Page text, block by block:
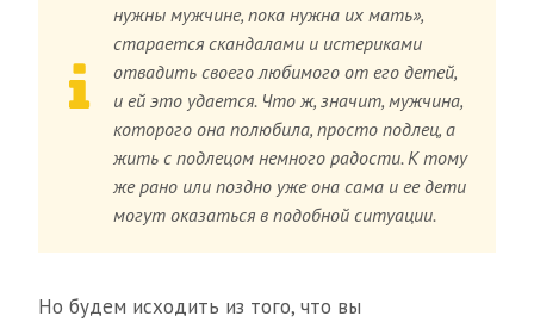
нужны мужчине, пока нужна их мать»,
старается скандалами и истериками
отвадить своего любимого от его детей,
и ей это удается. Что ж, значит, мужчина,
которого она полюбила, просто подлец, а
жить с подлецом немного радости. К тому
же рано или поздно уже она сама и ее дети
могут оказаться в подобной ситуации.
Но будем исходить из того, что вы